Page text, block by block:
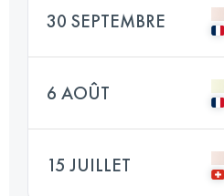
30 SEPTEMBRE
6 AOÛT
15 JUILLET